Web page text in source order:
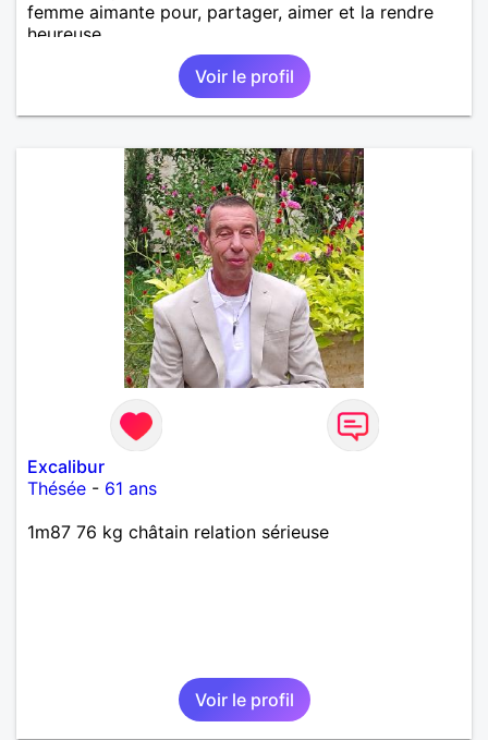
femme aimante pour, partager, aimer et la rendre
heureuse.
Voir le profil
Excalibur
Thésée - 61 ans
1m87 76 kg châtain relation sérieuse
Voir le profil